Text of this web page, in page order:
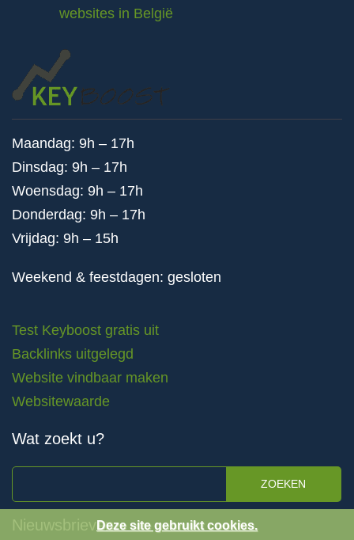
websites in België
Maandag: 9h – 17h
Dinsdag: 9h – 17h
Woensdag: 9h – 17h
Donderdag: 9h – 17h
Vrijdag: 9h – 15h
Weekend & feestdagen: gesloten
Test Keyboost gratis uit
Backlinks uitgelegd
Website vindbaar maken
Websitewaarde
Wat zoekt u?
ZOEKEN
NieuwsbrievenDeze site gebruikt cookies.